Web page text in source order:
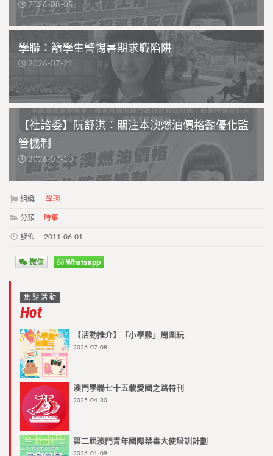
2026-08-05
學聯：籲學生警惕暑期求職陷阱
2026-07-21
【社諮委】阮舒淇：關注本澳燃油價格籲優化監
管機制
2026-07-10
組織 學聯
分類 時事
發佈 2011-06-01
微信 Whatsapp
焦點活動
Hot
【活動推介】「小學雞」周圍玩
2026-07-08
澳門學聯七十五載愛國之路特刊
2025-04-30
第二屆澳門青年國際禁毒大使培訓計劃
2026-01-09